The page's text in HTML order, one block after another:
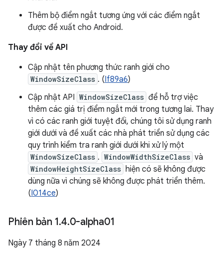
Thêm bộ điểm ngắt tương ứng với các điểm ngắt
được đề xuất cho Android.
Thay đổi về API
Cập nhật tên phương thức ranh giới cho
WindowSizeClass . (If89a6)
Cập nhật API WindowSizeClass để hỗ trợ việc
thêm các giá trị điểm ngắt mới trong tương lai. Thay
vì có các ranh giới tuyệt đối, chúng tôi sử dụng ranh
giới dưới và đề xuất các nhà phát triển sử dụng các
quy trình kiểm tra ranh giới dưới khi xử lý một
WindowSizeClass . WindowWidthSizeClass và
WindowHeightSizeClass hiện có sẽ không được
dùng nữa vì chúng sẽ không được phát triển thêm.
(I014ce)
Phiên bản 1.4.0-alpha01
Ngày 7 tháng 8 năm 2024